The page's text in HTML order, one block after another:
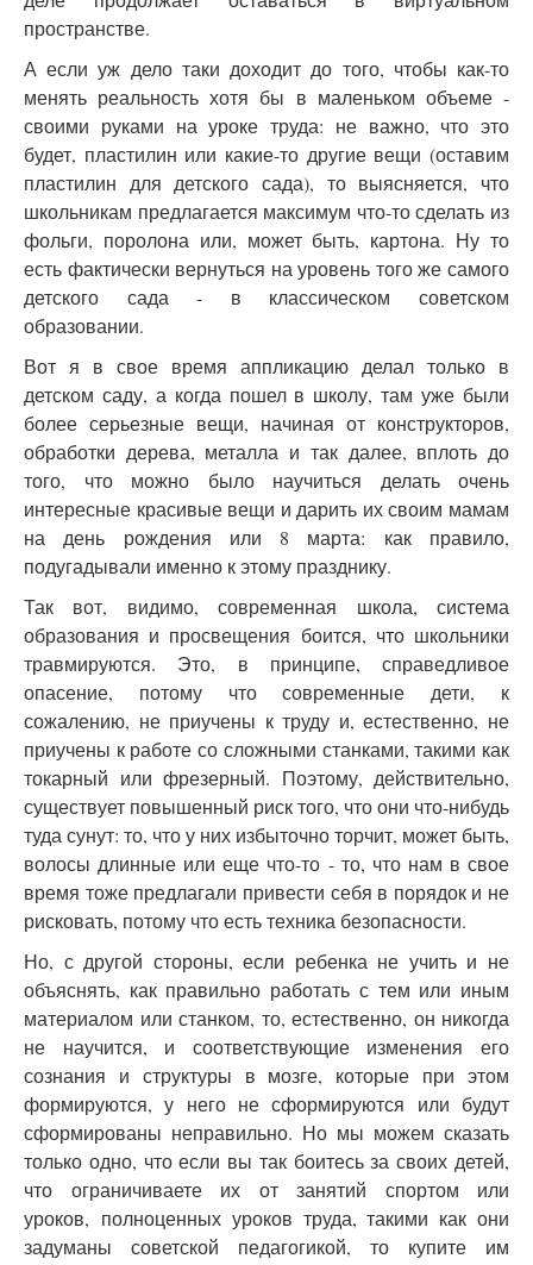
пространстве.
А если уж дело таки доходит до того, чтобы как-то
менять реальность хотя бы в маленьком объеме -
своими руками на уроке труда: не важно, что это
будет, пластилин или какие-то другие вещи (оставим
пластилин для детского сада), то выясняется, что
школьникам предлагается максимум что-то сделать из
фольги, поролона или, может быть, картона. Ну то
есть фактически вернуться на уровень того же самого
детского сада - в классическом советском
образовании.
Вот я в свое время аппликацию делал только в
детском саду, а когда пошел в школу, там уже были
более серьезные вещи, начиная от конструкторов,
обработки дерева, металла и так далее, вплоть до
того, что можно было научиться делать очень
интересные красивые вещи и дарить их своим мамам
на день рождения или 8 марта: как правило,
подугадывали именно к этому празднику.
Так вот, видимо, современная школа, система
образования и просвещения боится, что школьники
травмируются. Это, в принципе, справедливое
опасение, потому что современные дети, к
сожалению, не приучены к труду и, естественно, не
приучены к работе со сложными станками, такими как
токарный или фрезерный. Поэтому, действительно,
существует повышенный риск того, что они что-нибудь
туда сунут: то, что у них избыточно торчит, может быть,
волосы длинные или еще что-то - то, что нам в свое
время тоже предлагали привести себя в порядок и не
рисковать, потому что есть техника безопасности.
Но, с другой стороны, если ребенка не учить и не
объяснять, как правильно работать с тем или иным
материалом или станком, то, естественно, он никогда
не научится, и соответствующие изменения его
сознания и структуры в мозге, которые при этом
формируются, у него не сформируются или будут
сформированы неправильно. Но мы можем сказать
только одно, что если вы так боитесь за своих детей,
что ограничиваете их от занятий спортом или
уроков, полноценных уроков труда, такими как они
задуманы советской педагогикой, то купите им